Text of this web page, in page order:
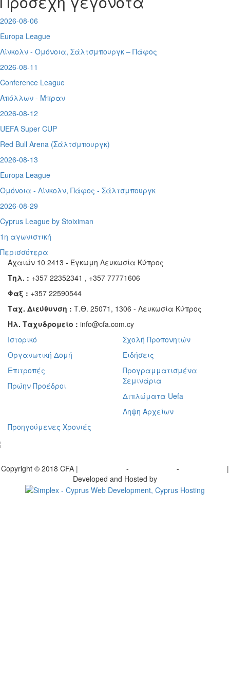
2026-08-06
Europa League
Λίνκολν - Ομόνοια, Σάλτσμπουργκ – Πάφος
2026-08-11
Conference League
Απόλλων - Μπραν
2026-08-12
UEFA Super CUP
Red Bull Arena (Σάλτσμπουργκ)
2026-08-13
Europa League
Ομόνοια - Λίνκολν, Πάφος - Σάλτσμπουργκ
2026-08-29
Cyprus League by Stoiximan
1η αγωνιστική
Περισσότερα
Αχαιών 10 2413 - Έγκωμη Λευκωσία Κύπρος
Τηλ. : +357 22352341 , +357 77771606
Φαξ : +357 22590544
Ταχ. Διεύθυνση : Τ.Θ. 25071, 1306 - Λευκωσία Κύπρος
Ηλ. Ταχυδρομείο : info@cfa.com.cy
Ιστορικό
Οργανωτική Δομή
Επιτροπές
Πρώην Προέδροι
Σχολή Προπονητών
Ειδήσεις
Προγραμματισμένα
Σεμινάρια
Διπλώματα Uefa
Ληψη Αρχείων
Προηγούμενες Χρονιές
Copyright © 2018 CFA | - -
|
Developed and Hosted by